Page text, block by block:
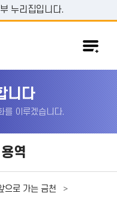
누리집입니다.
니다
를 이루겠습니다.
역
으로 가는 금천